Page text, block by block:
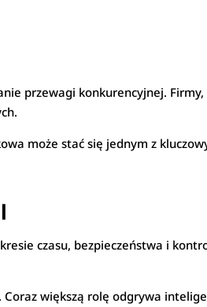
przewagi konkurencyjnej.
może stać się jednym z
czasu, bezpieczeństwa i
Coraz większą rolę odgrywa